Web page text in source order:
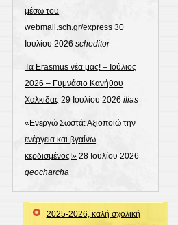
μέσω του
webmail.sch.gr/express 30
Ιουλίου 2026 scheditor
Τα Erasmus νέα μας! – Ιούλιος
2026 – Γυμνάσιο Κανήθου
Χαλκίδας 29 Ιουλίου 2026 ilias
«Ενεργώ Σωστά: Αξιοποιώ την
ενέργεια και βγαίνω
κερδισμένος!» 28 Ιουλίου 2026
geocharcha
2025-2026, καλή σχολική